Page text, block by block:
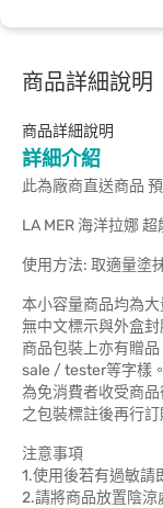
商品詳細說明
商品詳細說明
詳細介紹
此為廠商直送商品
LA MER 海洋拉娜
使用方法: 取適量塗
本小容量商品均為
無中文標示與外盒封
商品包裝上亦有贈
sale / tester等字樣。
為免消費者收受商
之包裝標註後再行訂
注意事項
1.使用後若有過敏請
2.請將商品放置陰涼